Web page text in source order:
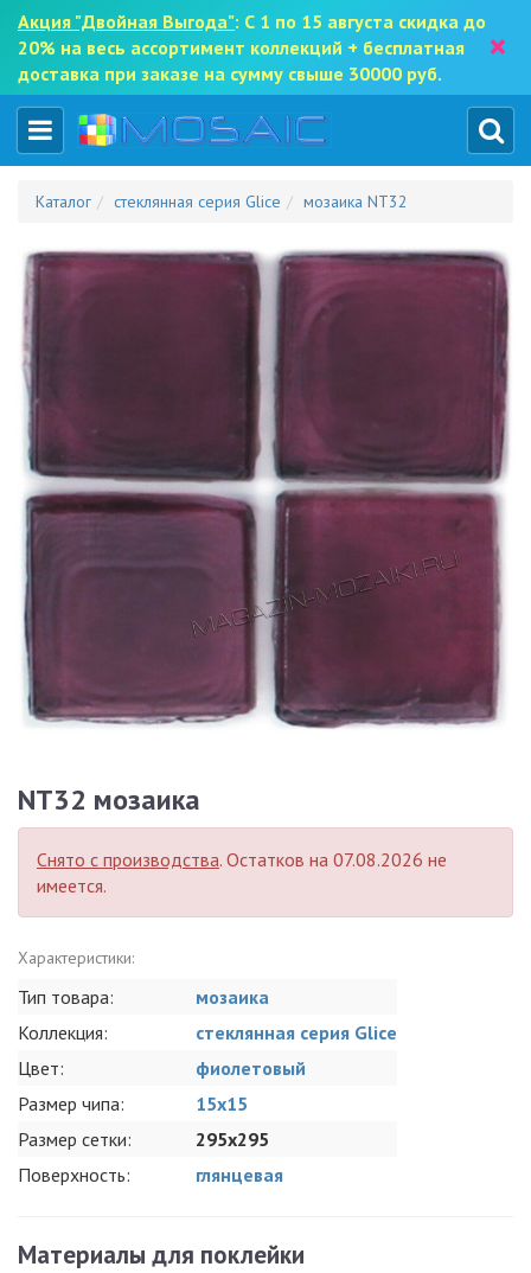
Акция "Двойная Выгода": С 1 по 15 августа скидка до
20% на весь ассортимент коллекций + бесплатная
доставка при заказе на сумму свыше 30000 руб.
×
Каталог стеклянная серия Glice мозаика NT32
NT32 мозаика
Снято с производства. Остатков на 07.08.2026 не
имеется.
Характеристики:
Тип товара:
мозаика
Коллекция:
стеклянная серия Glice
Цвет:
фиолетовый
Размер чипа:
15x15
Размер сетки:
295x295
Поверхность:
глянцевая
Материалы для поклейки